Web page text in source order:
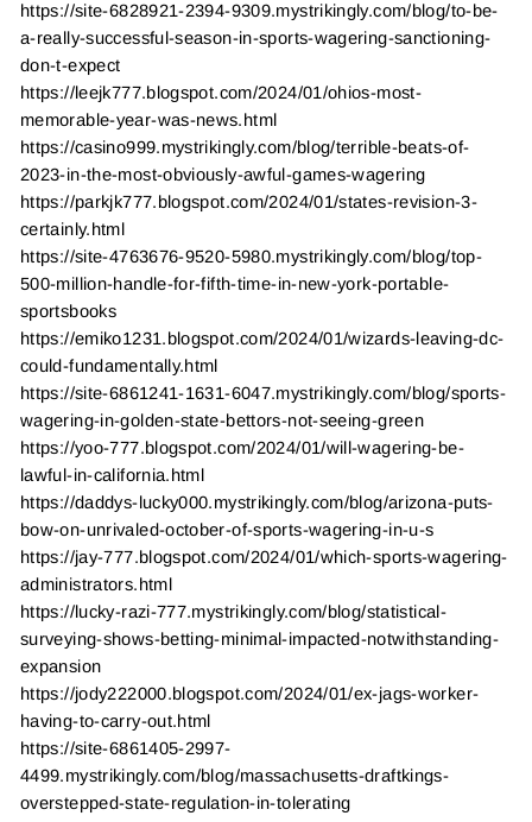
https://site-6828921-2394-9309.mystrikingly.com/blog/to-be-
a-really-successful-season-in-sports-wagering-sanctioning-
don-t-expect
https://leejk777.blogspot.com/2024/01/ohios-most-
memorable-year-was-news.html
https://casino999.mystrikingly.com/blog/terrible-beats-of-
2023-in-the-most-obviously-awful-games-wagering
https://parkjk777.blogspot.com/2024/01/states-revision-3-
certainly.html
https://site-4763676-9520-5980.mystrikingly.com/blog/top-
500-million-handle-for-fifth-time-in-new-york-portable-
sportsbooks
https://emiko1231.blogspot.com/2024/01/wizards-leaving-dc-
could-fundamentally.html
https://site-6861241-1631-6047.mystrikingly.com/blog/sports-
wagering-in-golden-state-bettors-not-seeing-green
https://yoo-777.blogspot.com/2024/01/will-wagering-be-
lawful-in-california.html
https://daddys-lucky000.mystrikingly.com/blog/arizona-puts-
bow-on-unrivaled-october-of-sports-wagering-in-u-s
https://jay-777.blogspot.com/2024/01/which-sports-wagering-
administrators.html
https://lucky-razi-777.mystrikingly.com/blog/statistical-
surveying-shows-betting-minimal-impacted-notwithstanding-
expansion
https://jody222000.blogspot.com/2024/01/ex-jags-worker-
having-to-carry-out.html
https://site-6861405-2997-
4499.mystrikingly.com/blog/massachusetts-draftkings-
overstepped-state-regulation-in-tolerating